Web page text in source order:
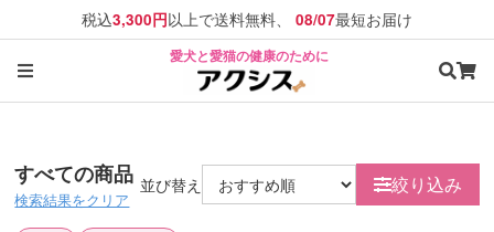
税込3,300円以上で送料無料、 08/07最短お届け
愛犬と愛猫の健康のために
すべての商品
検索結果をクリア
並び替え 絞り込み